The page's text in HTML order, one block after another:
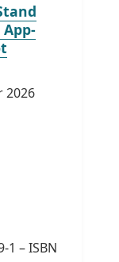
App-
2026
1 – ISBN